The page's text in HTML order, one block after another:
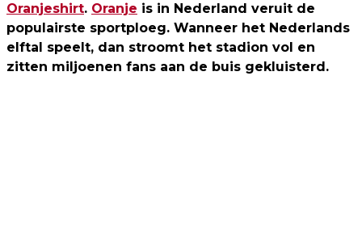
Oranjeshirt. Oranje is in Nederland veruit de
populairste sportploeg. Wanneer het Nederlands
elftal speelt, dan stroomt het stadion vol en
zitten miljoenen fans aan de buis gekluisterd.